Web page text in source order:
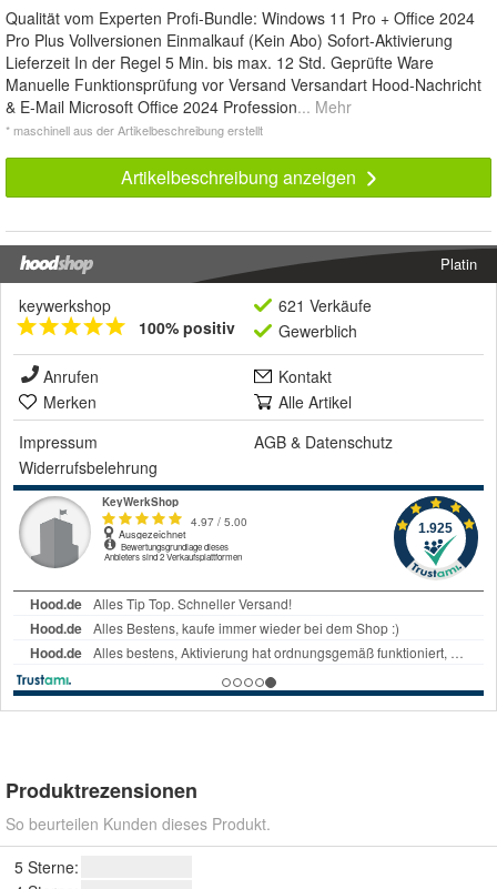
Qualität vom Experten Profi-Bundle: Windows 11 Pro + Office 2024
Pro Plus Vollversionen Einmalkauf (Kein Abo) Sofort-Aktivierung
Lieferzeit In der Regel 5 Min. bis max. 12 Std. Geprüfte Ware
Manuelle Funktionsprüfung vor Versand Versandart Hood-Nachricht
& E-Mail Microsoft Office 2024 Profession... Mehr
* maschinell aus der Artikelbeschreibung erstellt
Artikelbeschreibung anzeigen
Platin
keywerkshop
100% positiv
621 Verkäufe
Gewerblich
Anrufen
Kontakt
Merken
Alle Artikel
Impressum
AGB & Datenschutz
Widerrufsbelehrung
Produktrezensionen
So beurteilen Kunden dieses Produkt.
5 Sterne: